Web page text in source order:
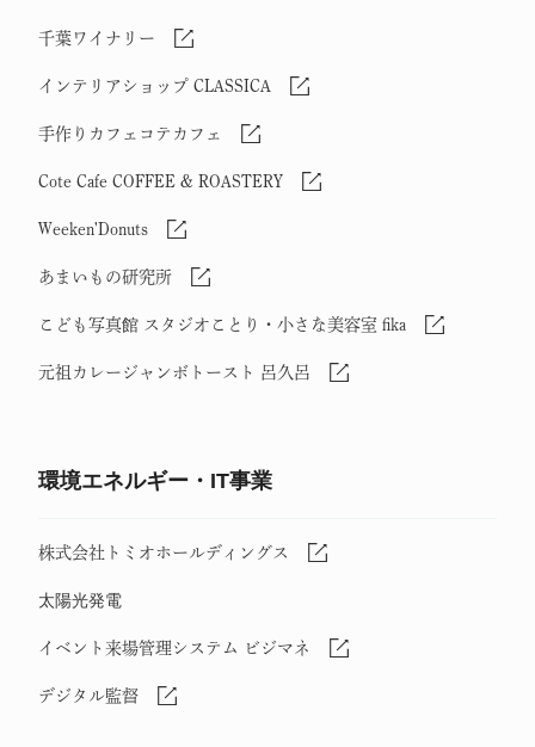
千葉ワイナリー
インテリアショップ CLASSICA
手作りカフェコテカフェ
Cote Cafe COFFEE & ROASTERY
Weeken'Donuts
あまいもの研究所
こども写真館 スタジオことり・小さな美容室 fika
元祖カレージャンボトースト 呂久呂
環境エネルギー・IT事業
株式会社トミオホールディングス
太陽光発電
イベント来場管理システム ビジマネ
デジタル監督